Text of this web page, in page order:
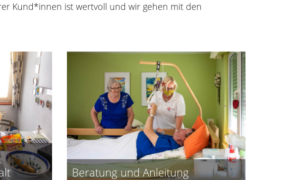
Kund*innen ist wertvoll und wir gehen mit den
Beratung und Anleitung